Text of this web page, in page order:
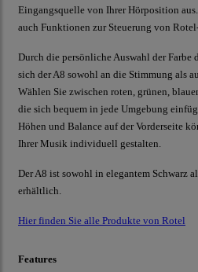
Eingangsquelle von Ihrer Hörposition
auch Funktionen zur Steuerung von
Durch die persönliche Auswahl der Farbe
sich der A8 sowohl an die Stimmung als
Wählen Sie zwischen roten, grünen,
die sich bequem in jede Umgebung
Höhen und Balance auf der Vorderseite
Ihrer Musik individuell gestalten.
Der A8 ist sowohl in elegantem Schwarz
erhältlich.
Hier finden Sie alle Produkte von Rotel
Features